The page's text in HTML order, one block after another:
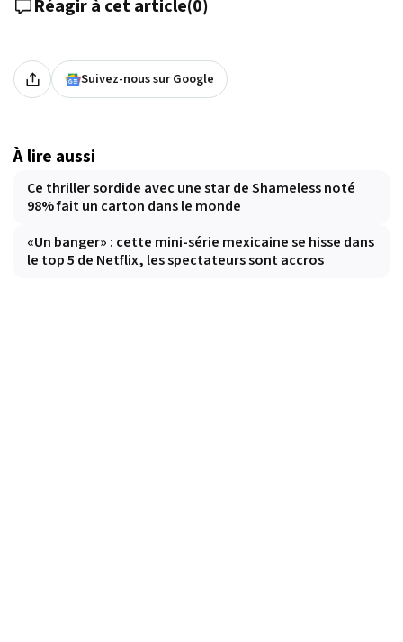
Réagir à cet article(0)
Suivez-nous sur Google
À lire aussi
Ce thriller sordide avec une star de Shameless noté
98% fait un carton dans le monde
«Un banger» : cette mini-série mexicaine se hisse dans
le top 5 de Netflix, les spectateurs sont accros